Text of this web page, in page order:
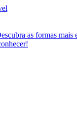
as formas mais